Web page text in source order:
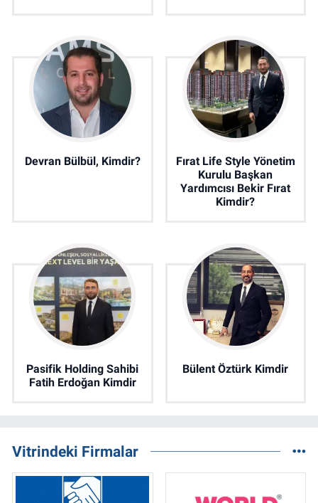
Devran Bülbül, Kimdir?
Fırat Life Style Yönetim
Kurulu Başkan
Yardımcısı Bekir Fırat
Kimdir?
Pasifik Holding Sahibi
Fatih Erdoğan Kimdir
Bülent Öztürk Kimdir
Vitrindeki Firmalar